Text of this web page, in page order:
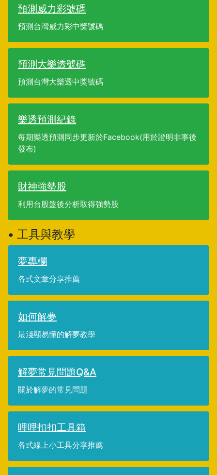
預測威力彩號碼
預測台灣威力彩中獎號碼
預測大樂透號碼
預測台灣大樂透中獎號碼
樂透預測紀錄
每期樂透預測同步更新於Facebook(用於證明非事後
發布)
財神強勢股
利用台股盤後分析取得強勢股
• 工具與教學
夢專欄
各式文章分享推薦
如何解夢
最淺顯易懂的解夢教學
解夢常見問題Q&A
關於解夢的常見問題
哩哩扣扣工具箱
各式線上小工具分享推薦